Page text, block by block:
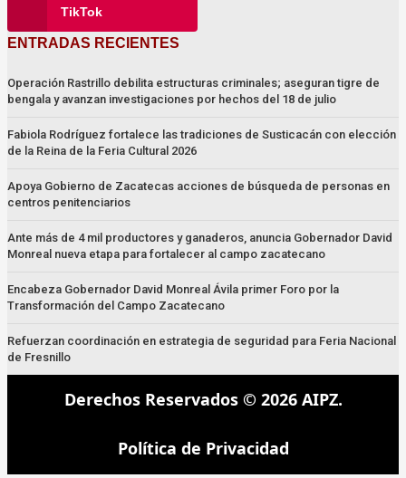
TikTok
ENTRADAS RECIENTES
Operación Rastrillo debilita estructuras criminales; aseguran tigre de
bengala y avanzan investigaciones por hechos del 18 de julio
Fabiola Rodríguez fortalece las tradiciones de Susticacán con elección
de la Reina de la Feria Cultural 2026
Apoya Gobierno de Zacatecas acciones de búsqueda de personas en
centros penitenciarios
Ante más de 4 mil productores y ganaderos, anuncia Gobernador David
Monreal nueva etapa para fortalecer al campo zacatecano
Encabeza Gobernador David Monreal Ávila primer Foro por la
Transformación del Campo Zacatecano
Refuerzan coordinación en estrategia de seguridad para Feria Nacional
de Fresnillo
Derechos Reservados © 2026 AIPZ.
Política de Privacidad